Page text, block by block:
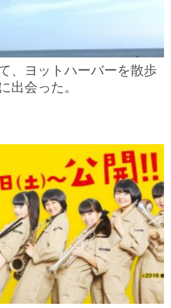
、ヨットハーバーを散歩
出会った。